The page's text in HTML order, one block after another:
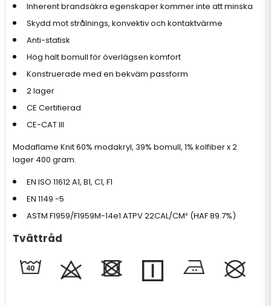
Inherent brandsäkra egenskaper kommer inte att minska
Skydd mot strålnings, konvektiv och kontaktvärme
Anti-statisk
Hög halt bomull för överlägsen komfort
Konstruerade med en bekväm passform
2 lager
CE Certifierad
CE-CAT III
Modaflame Knit 60% modakryl, 39% bomull, 1% kolfiber x 2
lager 400 gram.
EN ISO 11612 A1, B1, C1, F1
EN 1149 -5
ASTM F1959/F1959M-14e1 ATPV 22CAL/CM² (HAF 89.7%)
Tvättråd